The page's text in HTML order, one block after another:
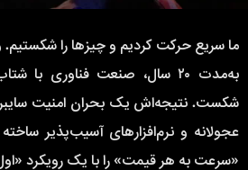
ما سریع حرکت کردیم و چیزها را
به‌مدت ۲۰ سال، صنعت فناوری
شکست. نتیجه‌اش یک بحران امنیت
عجولانه و نرم‌افزارهای آسیب‌پذیر
«سرعت به هر قیمت» را با یک رویکرد